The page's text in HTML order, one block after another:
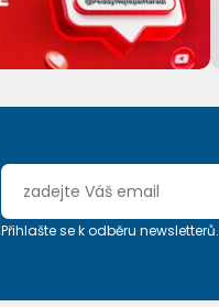
Přihlašte se k odběru newsletterů.